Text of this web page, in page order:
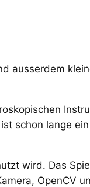
ausserdem
schon lange
wird. Das
OpenCV